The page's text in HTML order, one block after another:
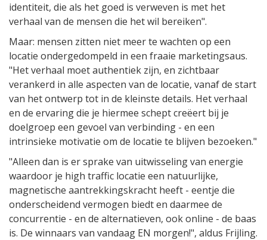
identiteit, die als het goed is verweven is met het
verhaal van de mensen die het wil bereiken".
Maar: mensen zitten niet meer te wachten op een
locatie ondergedompeld in een fraaie marketingsaus.
"Het verhaal moet authentiek zijn, en zichtbaar
verankerd in alle aspecten van de locatie, vanaf de start
van het ontwerp tot in de kleinste details. Het verhaal
en de ervaring die je hiermee schept creëert bij je
doelgroep een gevoel van verbinding - en een
intrinsieke motivatie om de locatie te blijven bezoeken."
"Alleen dan is er sprake van uitwisseling van energie
waardoor je high traffic locatie een natuurlijke,
magnetische aantrekkingskracht heeft - eentje die
onderscheidend vermogen biedt en daarmee de
concurrentie - en de alternatieven, ook online - de baas
is. De winnaars van vandaag EN morgen!", aldus Frijling.